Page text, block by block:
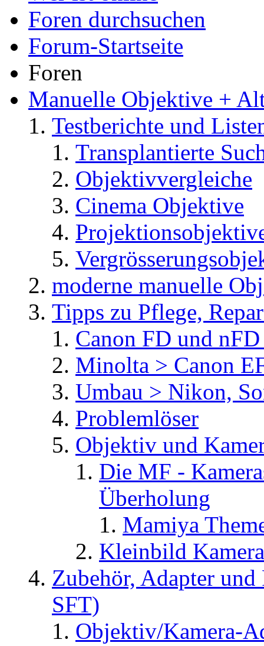
Foren durchsuchen
Forum-Startseite
Foren
Manuelle Objektive +
Testberichte und
Transplantierte
Objektivvergleiche
Cinema Objektive
moderne manuelle
Tipps zu Pflege,
Canon FD und
Minolta > Canon
Umbau > Nikon,
Problemlöser
Objektiv und
Die MF -
Überholung
Mamiya
Kleinbild
Zubehör, Adapter
SFT)
Objektiv/Kamera-